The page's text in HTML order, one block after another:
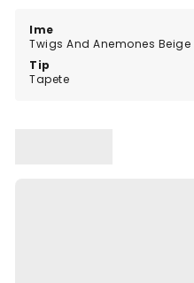
Ime
Twigs And Anemones Beige
Tip
Tapete